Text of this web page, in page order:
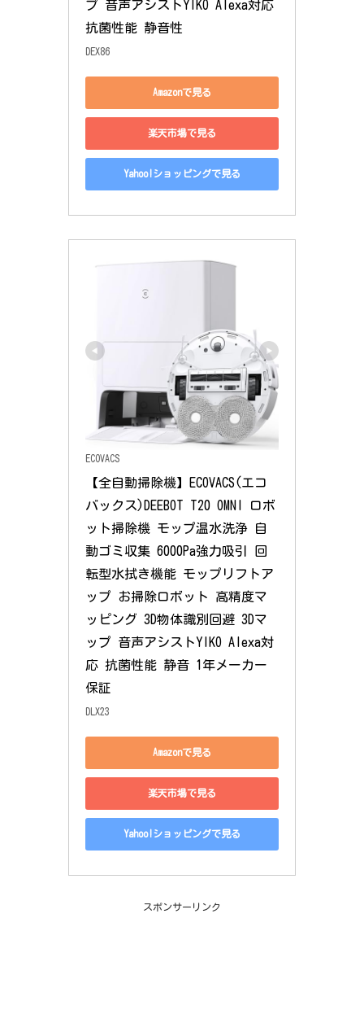
プ 音声アシストYIKO Alexa対応
抗菌性能 静音性
DEX86
Amazonで見る
楽天市場で見る
Yahoo!ショッピングで見る
ECOVACS
【全自動掃除機】ECOVACS(エコ
バックス)DEEBOT T20 OMNI ロボ
ット掃除機 モップ温水洗浄 自
動ゴミ収集 6000Pa強力吸引 回
転型水拭き機能 モップリフトア
ップ お掃除ロボット 高精度マ
ッピング 3D物体識別回避 3Dマ
ップ 音声アシストYIKO Alexa対
応 抗菌性能 静音 1年メーカー
保証
DLX23
Amazonで見る
楽天市場で見る
Yahoo!ショッピングで見る
スポンサーリンク